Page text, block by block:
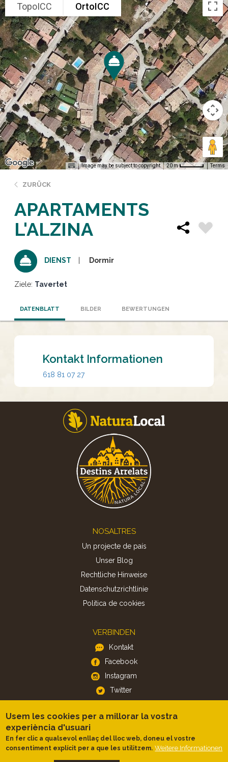
TopoICC OrtoICC
Image may be subject to copyright 20 m Terms
ZURÜCK
APARTAMENTS
L'ALZINA
DIENST Dormir
Ziele: Tavertet
DATENBLATT BILDER BEWERTUNGEN
Kontakt Informationen
618 81 07 27
NOSALTRES
Un projecte de país
Unser Blog
Rechtliche Hinweise
Datenschutzrichtlinie
Politica de cookies
VERBINDEN
Kontakt
Facebook
Instagram
Twitter
APP
iOS
Android
Usem les cookies per a millorar la vostra
experiència d'usuari
En fer clic a qualsevol enllaç del lloc web, doneu el vostre
consentiment explícit per a que les utilitzem. Weitere Informationen